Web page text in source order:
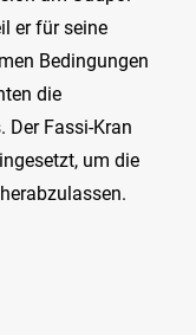
er für seine
Bedingungen
die
Der Fassi-Kran
um die